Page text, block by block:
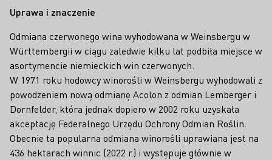
Uprawa i znaczenie
Odmiana czerwonego wina wyhodowana w Weinsbergu w
Württembergii w ciągu zaledwie kilku lat podbiła miejsce w
asortymencie niemieckich win czerwonych.
W 1971 roku hodowcy winorośli w Weinsbergu wyhodowali z
powodzeniem nową odmianę Acolon z odmian Lemberger i
Dornfelder, która jednak dopiero w 2002 roku uzyskała
akceptację Federalnego Urzędu Ochrony Odmian Roślin.
Obecnie ta popularna odmiana winorośli uprawiana jest na
436 hektarach winnic (2022 r.) i występuje głównie w